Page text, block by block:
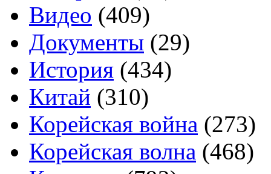
Видео (409)
Документы (29)
История (434)
Китай (310)
Корейская война (273)
Корейская волна (468)